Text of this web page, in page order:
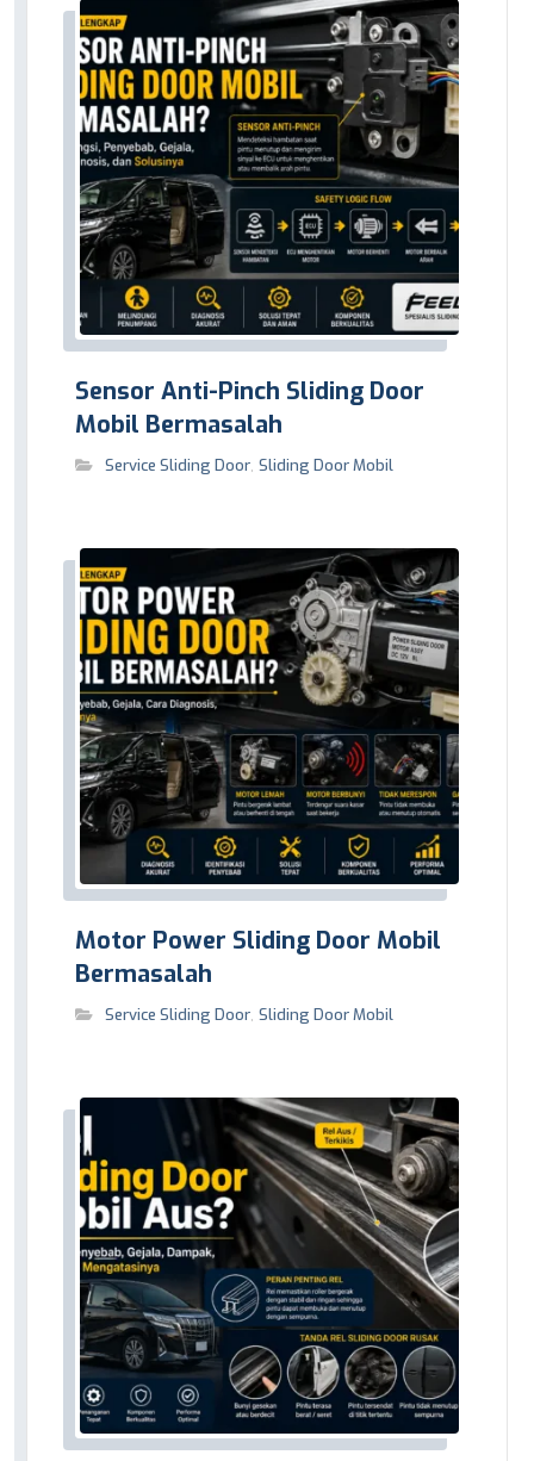
Sensor Anti-Pinch Sliding Door
Mobil Bermasalah
Service Sliding Door,Sliding Door Mobil
Motor Power Sliding Door Mobil
Bermasalah
Service Sliding Door,Sliding Door Mobil